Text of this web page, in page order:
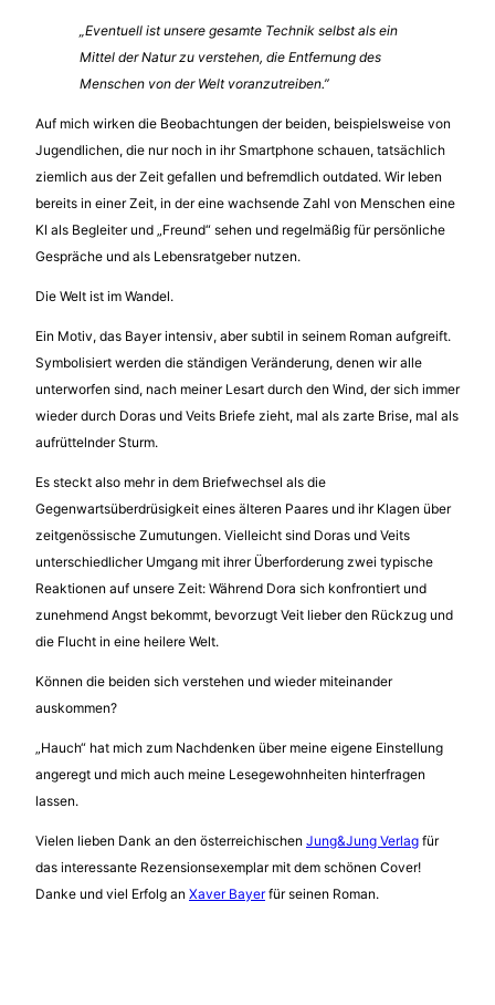
„Eventuell ist unsere gesamte Technik selbst als ein
Mittel der Natur zu verstehen, die Entfernung des
Menschen von der Welt voranzutreiben.”
Auf mich wirken die Beobachtungen der beiden, beispielsweise von
Jugendlichen, die nur noch in ihr Smartphone schauen, tatsächlich
ziemlich aus der Zeit gefallen und befremdlich outdated. Wir leben
bereits in einer Zeit, in der eine wachsende Zahl von Menschen eine
KI als Begleiter und „Freund“ sehen und regelmäßig für persönliche
Gespräche und als Lebensratgeber nutzen.
Die Welt ist im Wandel.
Ein Motiv, das Bayer intensiv, aber subtil in seinem Roman aufgreift.
Symbolisiert werden die ständigen Veränderung, denen wir alle
unterworfen sind, nach meiner Lesart durch den Wind, der sich immer
wieder durch Doras und Veits Briefe zieht, mal als zarte Brise, mal als
aufrüttelnder Sturm.
Es steckt also mehr in dem Briefwechsel als die
Gegenwartsüberdrüsigkeit eines älteren Paares und ihr Klagen über
zeitgenössische Zumutungen. Vielleicht sind Doras und Veits
unterschiedlicher Umgang mit ihrer Überforderung zwei typische
Reaktionen auf unsere Zeit: Während Dora sich konfrontiert und
zunehmend Angst bekommt, bevorzugt Veit lieber den Rückzug und
die Flucht in eine heilere Welt.
Können die beiden sich verstehen und wieder miteinander
auskommen?
„Hauch“ hat mich zum Nachdenken über meine eigene Einstellung
angeregt und mich auch meine Lesegewohnheiten hinterfragen
lassen.
Vielen lieben Dank an den österreichischen Jung&Jung Verlag für
das interessante Rezensionsexemplar mit dem schönen Cover!
Danke und viel Erfolg an Xaver Bayerfür seinen Roman.